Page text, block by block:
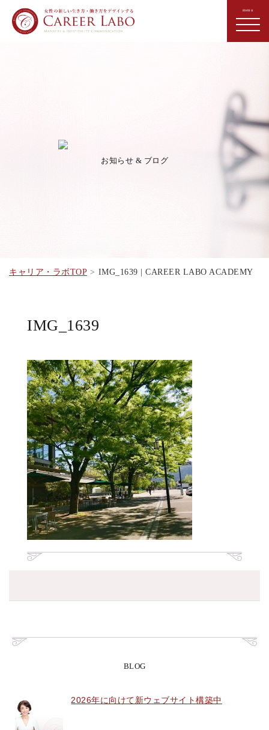
お知らせ & ブログ
キャリア・ラボTOP IMG_1639 | CAREER LABO ACADEMY
IMG_1639
BLOG
2026年に向けて新ウェブサイト構築中